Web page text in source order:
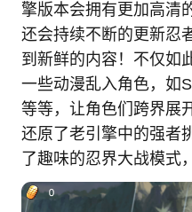
擎版本会拥有更加高清
还会持续不断的更新忍
到新鲜的内容！不仅如
一些动漫乱入角色，如
等等，让角色们跨界展
还原了老引擎中的强者
了趣味的忍界大战模式